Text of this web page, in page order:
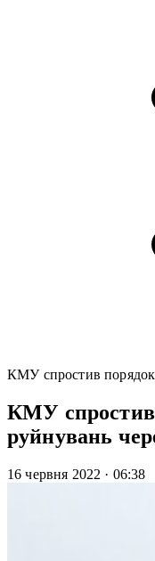
КМУ спростив порядок
КМУ спростив
руйнувань
16 червня 2022 · 06:38